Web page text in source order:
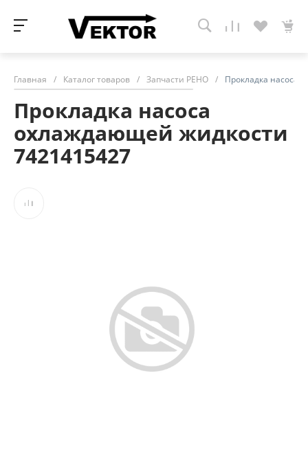
Главная / Каталог товаров / Запчасти РЕНО / Прокладка насоса
Прокладка насоса
охлаждающей жидкости
7421415427